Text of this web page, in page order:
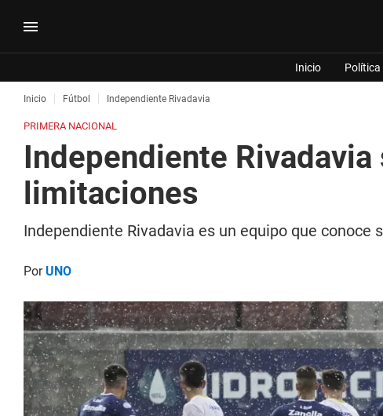
Inicio Política
Inicio Fútbol Independiente Rivadavia
PRIMERA NACIONAL
Independiente
limitaciones
Independiente Rivadavia es un equipo que
PorUNO